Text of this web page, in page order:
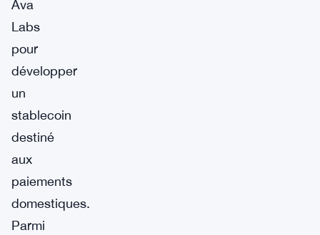
Ava
Labs
pour
développer
un
stablecoin
destiné
aux
paiements
domestiques.
Parmi